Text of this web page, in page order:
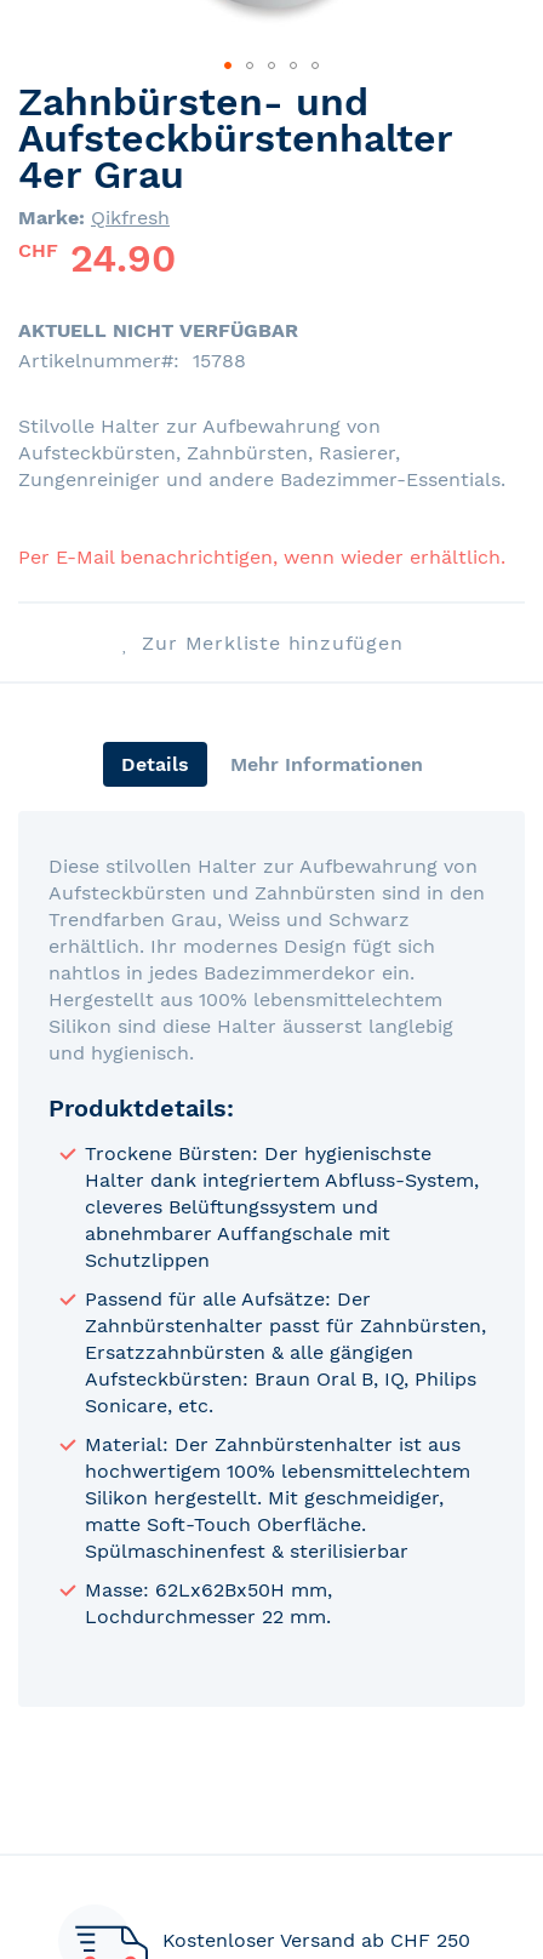
Skip
to
the
beginning
the
images
Zahnbürsten- und
Aufsteckbürstenhalter
4er Grau
Marke: Qikfresh
CHF 24.90
AKTUELL NICHT VERFÜGBAR
Artikelnummer
15788
Stilvolle Halter zur Aufbewahrung von
Aufsteckbürsten, Zahnbürsten, Rasierer,
Zungenreiniger und andere Badezimmer-Essentials.
Per E-Mail benachrichtigen, wenn wieder erhältlich.
Zur Merkliste hinzufügen
Details Mehr Informationen
Diese stilvollen Halter zur Aufbewahrung von
Aufsteckbürsten und Zahnbürsten sind in den
Trendfarben Grau, Weiss und Schwarz
erhältlich. Ihr modernes Design fügt sich
nahtlos in jedes Badezimmerdekor ein.
Hergestellt aus 100% lebensmittelechtem
Silikon sind diese Halter äusserst langlebig
und hygienisch.
Produktdetails:
Trockene Bürsten: Der hygienischste
Halter dank integriertem Abfluss-System,
cleveres Belüftungssystem und
abnehmbarer Auffangschale mit
Schutzlippen
Passend für alle Aufsätze: Der
Zahnbürstenhalter passt für Zahnbürsten,
Ersatzzahnbürsten & alle gängigen
Aufsteckbürsten: Braun Oral B, IQ, Philips
Sonicare, etc.
Material: Der Zahnbürstenhalter ist aus
hochwertigem 100% lebensmittelechtem
Silikon hergestellt. Mit geschmeidiger,
matte Soft-Touch Oberfläche.
Spülmaschinenfest & sterilisierbar
Masse: 62Lx62Bx50H mm,
Lochdurchmesser 22 mm.
Kostenloser Versand ab CHF 250